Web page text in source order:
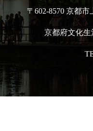
〒602-8570 京都
京都府文化